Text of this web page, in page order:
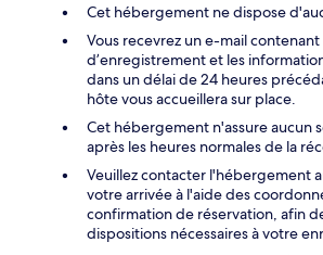
Cet hébergement ne dispose
Vous recevrez un e-mail
d’enregistrement et les
dans un délai de 24 heures
hôte vous accueillera sur place.
Cet hébergement n'assure aucun
après les heures normales de la
Veuillez contacter l'hébergement
votre arrivée à l'aide des
confirmation de réservation, afin
dispositions nécessaires à votre